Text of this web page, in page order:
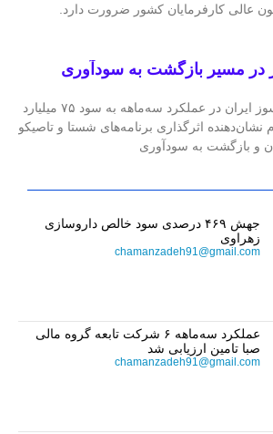
عالی کارفرمایان کشور ضرورت دارد.
در مسیر بازگشت به سودآوری
شرکت فرآورده‌های نسوز ایران در عملکرد سه‌ماهه به سود ۷۵ میلیارد
نشان‌دهنده اثرگذاری برنامه‌های شستا و تاصیکو
و بازگشت به سودآوری
جهش ۴۶۹ درصدی سود خالص داروسازی
زهراوی
chamanzadeh91@gmail.com
عملکرد سه‌ماهه ۶ شرکت‌ تابعه گروه مالی
صبا تامین ارزیابی شد
chamanzadeh91@gmail.com